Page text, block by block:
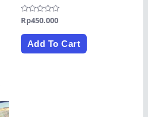
Rated
out
Rp450.000
Add To Cart